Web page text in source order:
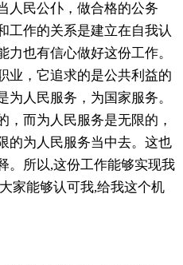
人民公仆，做合格的公务
工作的关系是建立在自我认
也有信心做好这份工作。
业，它追求的是公共利益的
人民服务，为国家服务。
，而为人民服务是无限的，
的为人民服务当中去。这也
。所以,这份工作能够实现我
家能够认可我,给我这个机